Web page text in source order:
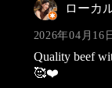
ローカ
2026年04月16
Quality beef
🥰❤️